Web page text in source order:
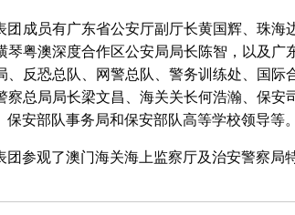
团成员有广东省公安厅副厅长黄国辉、珠海
琴粤澳深度合作区公安局局长陈智，以及广
、反恐总队、网警总队、警务训练处、国际
察总局局长梁文昌、海关关长何浩瀚、保安
安部队事务局和保安部队高等学校领导等。
参观了澳门海关海上监察厅及治安警察局